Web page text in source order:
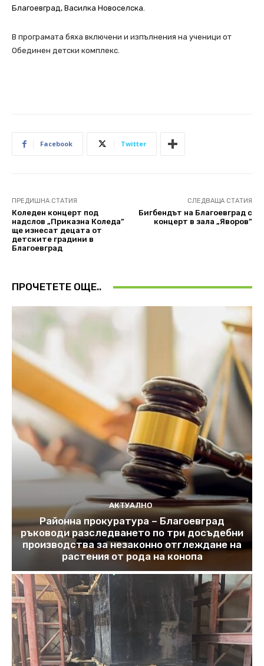
Благоевград, Василка Новоселска.
В програмата бяха включени и изпълнения на ученици от
Обединен детски комплекс.
Facebook Twitter
ПРЕДИШНА СТАТИЯ
Коледен концерт под
надслов „Приказна Коледа”
ще изнесат децата от
детските градини в
Благоевград
СЛЕДВАЩА СТАТИЯ
Бигбендът на Благоевград с
концерт в зала „Яворов”
ПРОЧЕТЕТЕ ОЩЕ..
АКТУАЛНО
Районна прокуратура – Благоевград
ръководи разследването по три досъдебни
производства за незаконно отглеждане на
растения от рода на конопа